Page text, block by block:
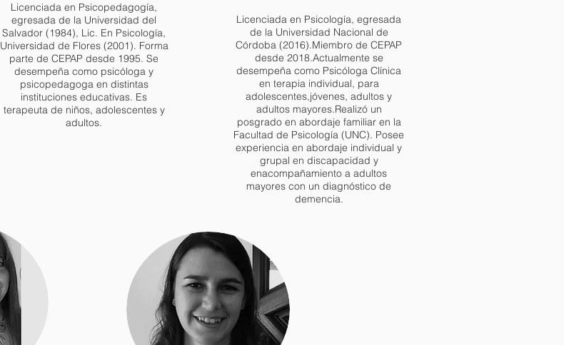
Licenciada en Psicopedagogía,
egresada de la Universidad del
Salvador (1984), Lic. En Psicología,
Universidad de Flores (2001). Forma
parte de CEPAP desde 1995. Se
desempeña como psicóloga y
psicopedagoga en distintas
instituciones educativas. Es
terapeuta de niños, adolescentes y
adultos.
Licenciada en Psicología, egresada
de la Universidad Nacional de
Córdoba (2016).Miembro de CEPAP
desde 2018.Actualmente se
desempeña como Psicóloga Clínica
en terapia individual, para
adolescentes,jóvenes, adultos y
adultos mayores.Realizó un
posgrado en abordaje familiar en la
Facultad de Psicología (UNC). Posee
experiencia en abordaje individual y
grupal en discapacidad y
enacompañamiento a adultos
mayores con un diagnóstico de
demencia.